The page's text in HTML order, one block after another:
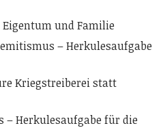
und Familie
– Herkulesaufgabe
Kriegstreiberei statt
Herkulesaufgabe für die